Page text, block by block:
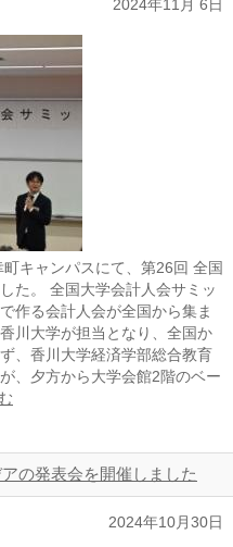
2024年11月 6日
キャンパスにて、第26回 全国
た。 全国大学会計人会サミッ
作る会計人会が全国から集ま
川大学が担当となり、全国か
、香川大学経済学部総合教育
、夕方から大学会館2階のベー
の発表会を開催しました
2024年10月30日